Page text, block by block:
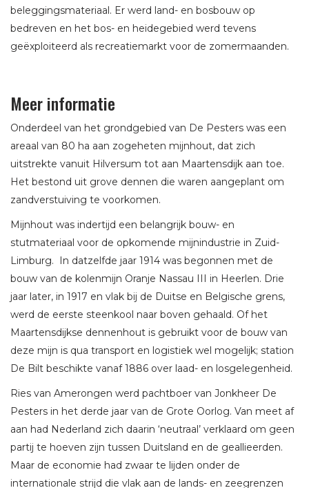
beleggingsmateriaal. Er werd land- en bosbouw op
bedreven en het bos- en heidegebied werd tevens
geëxploiteerd als recreatiemarkt voor de zomermaanden.
Meer informatie
Onderdeel van het grondgebied van De Pesters was een
areaal van 80 ha aan zogeheten mijnhout, dat zich
uitstrekte vanuit Hilversum tot aan Maartensdijk aan toe.
Het bestond uit grove dennen die waren aangeplant om
zandverstuiving te voorkomen.
Mijnhout was indertijd een belangrijk bouw- en
stutmateriaal voor de opkomende mijnindustrie in Zuid-
Limburg.
In datzelfde jaar 1914 was begonnen met de
bouw van de kolenmijn Oranje Nassau III in Heerlen. Drie
jaar later, in 1917 en vlak bij de Duitse en Belgische grens,
werd de eerste steenkool naar boven gehaald. Of het
Maartensdijkse dennenhout is gebruikt voor de bouw van
deze mijn is qua transport en logistiek wel mogelijk; station
De Bilt beschikte vanaf 1886 over laad- en losgelegenheid.
Ries van Amerongen werd pachtboer van Jonkheer De
Pesters in het derde jaar van de Grote Oorlog. Van meet af
aan had Nederland zich daarin ‘neutraal’ verklaard om geen
partij te hoeven zijn tussen Duitsland en de geallieerden.
Maar de economie had zwaar te lijden onder de
internationale strijd die vlak aan de lands- en zeegrenzen